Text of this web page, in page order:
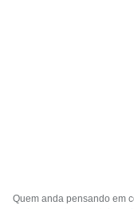
Quem anda pensando em